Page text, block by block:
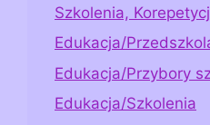
Szkolenia,
Edukacja/
Edukacja/Przybory
Edukacja/Szkolenia